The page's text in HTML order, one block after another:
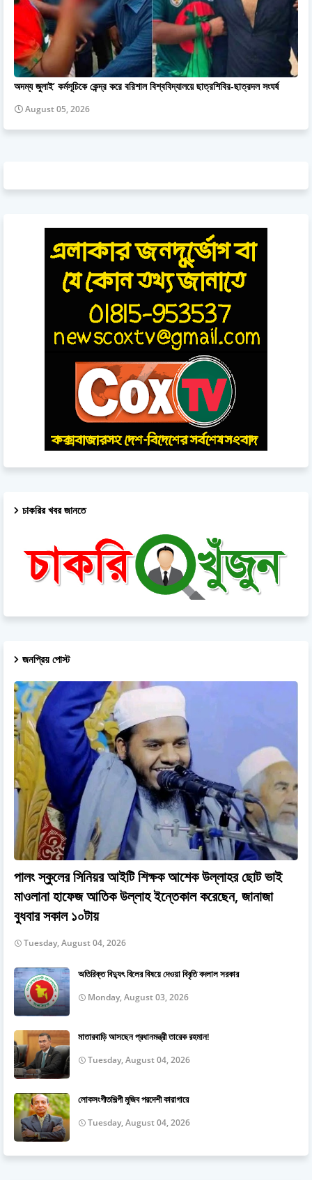
অদম্য জুলাই’ কর্মসূচিকে কেন্দ্র করে বরিশাল বিশ্ববিদ্যালয়ে ছাত্রশিবির-ছাত্রদল সংঘর্ষ
August 05, 2026
চাকরির খবর জানতে
জনপ্রিয় পোস্ট
পালং স্কুলের সিনিয়র আইটি শিক্ষক আশেক উল্লাহর ছোট ভাই
মাওলানা হাফেজ আতিক উল্লাহ ইন্তেকাল করেছেন, জানাজা
বুধবার সকাল ১০টায়
Tuesday, August 04, 2026
অতিরিক্ত বিদ্যুৎ বিলের বিষয়ে দেওয়া বিবৃতি বদলাল সরকার
Monday, August 03, 2026
মাতারবাড়ি আসছেন প্রধানমন্ত্রী তারেক রহমান!
Tuesday, August 04, 2026
লোকসংগীতশিল্পী মুজিব পরদেশী কারাগারে
Tuesday, August 04, 2026